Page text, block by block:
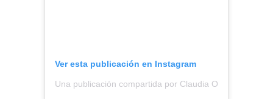
Ver esta publicación en Instagram
Una publicación compartida por Claudia Ossandón